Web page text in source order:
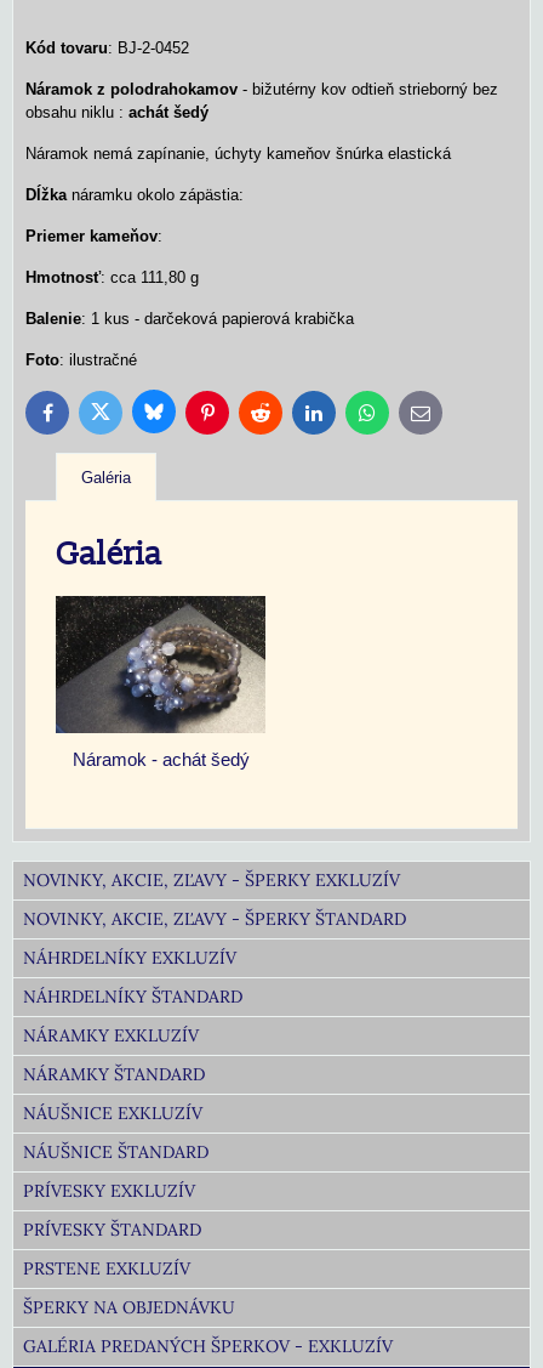
Kód tovaru: BJ-2-0452
Náramok z polodrahokamov - bižutérny kov odtieň strieborný bez
obsahu niklu : achát šedý
Náramok nemá zapínanie, úchyty kameňov šnúrka elastická
Dĺžka náramku okolo zápästia:
Priemer kameňov:
Hmotnosť: cca 111,80 g
Balenie: 1 kus - darčeková papierová krabička
Foto: ilustračné
FacebookTwitter BlueskyPinterestReddit LinkedInWhatsApp
E-
mail
Galéria
Galéria
Náramok - achát šedý
NOVINKY, AKCIE, ZĽAVY - ŠPERKY EXKLUZÍV
NOVINKY, AKCIE, ZĽAVY - ŠPERKY ŠTANDARD
NÁHRDELNÍKY EXKLUZÍV
NÁHRDELNÍKY ŠTANDARD
NÁRAMKY EXKLUZÍV
NÁRAMKY ŠTANDARD
NÁUŠNICE EXKLUZÍV
NÁUŠNICE ŠTANDARD
PRÍVESKY EXKLUZÍV
PRÍVESKY ŠTANDARD
PRSTENE EXKLUZÍV
ŠPERKY NA OBJEDNÁVKU
GALÉRIA PREDANÝCH ŠPERKOV - EXKLUZÍV